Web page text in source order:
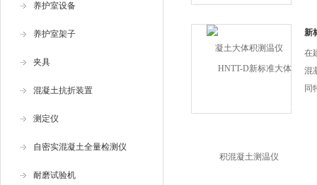
养护室设备
养护室架子
夹具
混凝土抗折装置
测定仪
自密实混凝土全量检测仪
耐磨试验机
使
须
可
裂
新
在
混
同